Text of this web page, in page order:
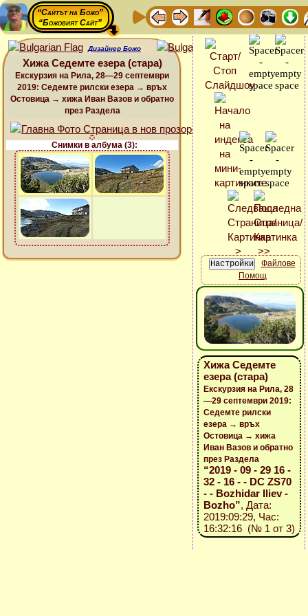
“Сайтът на Божо”
“Божовият Сайт”
Дизайнер Божо
Хижа Седемте езера (стара)
Екскурзия на Рила, 28—29 септември
2019: Седемте рилски езера → връх
Остовица → хижа Иван Вазов и обратно
през Раздела
Снимки в албума (3):
Файлове
Помощ
Хижа Седемте
езера (стара)
Екскурзия на Рила, 28
—29 септември 2019:
Седемте рилски
езера → връх
Остовица → хижа
Иван Вазов и обратно
през Раздела
“2019 - 09 - 29 16 -
32 - 16 - - DC ZS70
- - Bozhidar Iliev -
Bozho”, Дата:
2019:09:29, Час:
16:32:16 (№ 1 от 3)